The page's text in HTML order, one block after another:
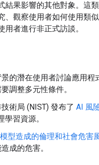
結果影響的其他對象。這
、觀察使用者如何使用類
者進行非正式訪談。
的潛在使用者討論應用程
調整多元性條件。
術局 (NIST) 發布了 AI 風
習資源。
型造成的倫理和社會危害
成的危害。